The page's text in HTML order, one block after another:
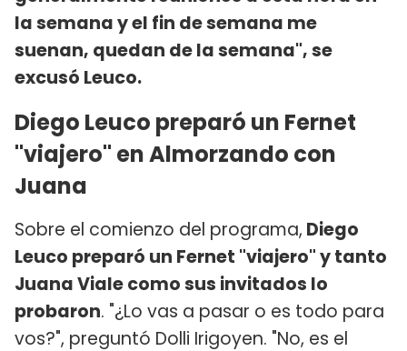
la semana y el fin de semana me
suenan, quedan de la semana", se
excusó Leuco.
Diego Leuco preparó un Fernet
"viajero" en Almorzando con
Juana
Sobre el comienzo del programa, Diego
Leuco preparó un Fernet "viajero" y tanto
Juana Viale como sus invitados lo
probaron. "¿Lo vas a pasar o es todo para
vos?", preguntó Dolli Irigoyen. "No, es el